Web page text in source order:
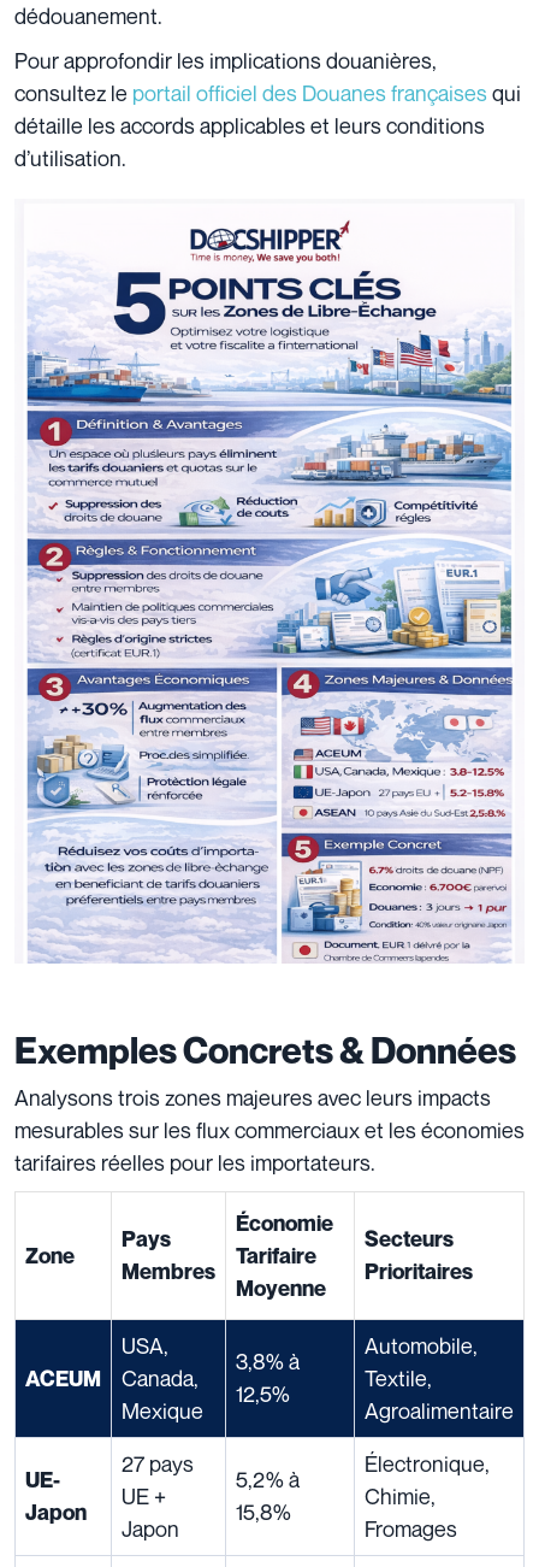
dédouanement.
Pour approfondir les implications douanières,
consultez le portail officiel des Douanes françaises qui
détaille les accords applicables et leurs conditions
d’utilisation.
Exemples Concrets & Données
Analysons trois zones majeures avec leurs impacts
mesurables sur les flux commerciaux et les économies
tarifaires réelles pour les importateurs.
Zone
Pays
Membres
Économie
Tarifaire
Moyenne
Secteurs
Prioritaires
ACEUM
USA,
Canada,
Mexique
3,8% à
12,5%
Automobile,
Textile,
Agroalimentaire
UE-
Japon
27 pays
UE +
Japon
5,2% à
15,8%
Électronique,
Chimie,
Fromages